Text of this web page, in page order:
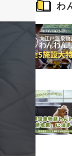
わ